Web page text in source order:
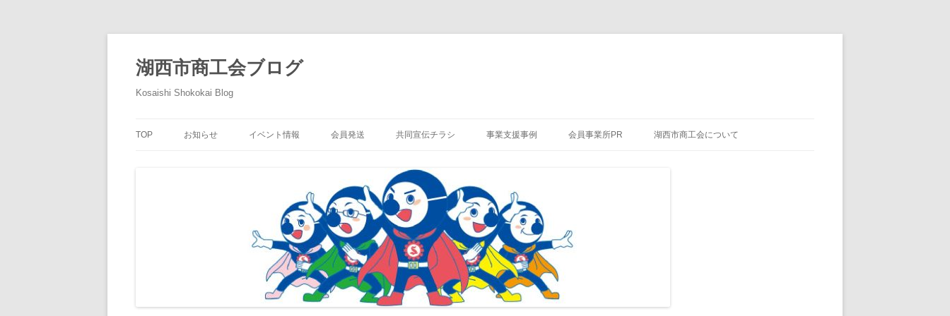
テ
ン
ツ
へ
ス
湖西市商工会ブログ
Kosaishi Shokokai Blog
TOP お知らせ イベント情報 会員発送 共同宣伝チラシ 事業支援事例 会員事業所PR 湖西市商工会について